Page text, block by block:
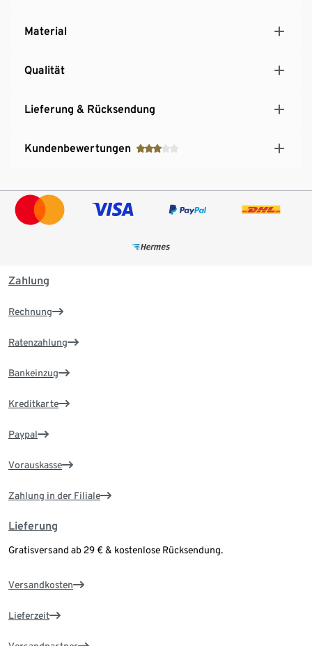
Material
Qualität
Lieferung & Rücksendung
Kundenbewertungen
Zahlung
Rechnung
Ratenzahlung
Bankeinzug
Kreditkarte
Paypal
Vorauskasse
Zahlung in der Filiale
Lieferung
Gratisversand ab 29 € & kostenlose Rücksendung.
Versandkosten
Lieferzeit